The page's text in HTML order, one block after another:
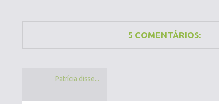
5 COMENTÁRIOS:
Patrícia disse...